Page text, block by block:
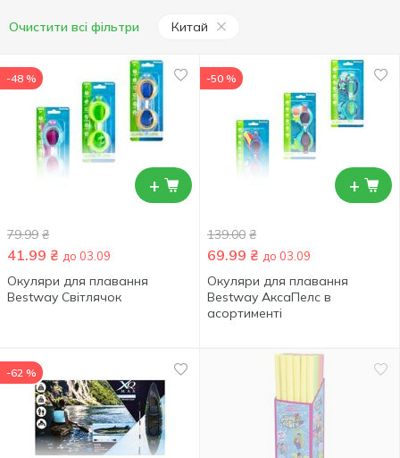
Очистити всі фільтри Китай
+
-48 %
79.99 ₴
41.99 ₴ до 03.09
Окуляри для плавання
Bestway Світлячок
+
-50 %
139.00 ₴
69.99 ₴ до 03.09
Окуляри для плавання
Bestway АксаПелс в
асортименті
-62 %